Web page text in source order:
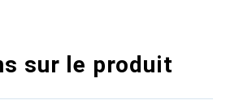
sur le produit